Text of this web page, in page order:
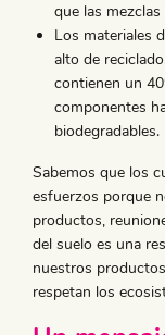
que las
Los materiales
alto de
contienen un
componentes
biodegradables.
Sabemos que los
esfuerzos porque
productos,
del suelo es una
nuestros
respetan los